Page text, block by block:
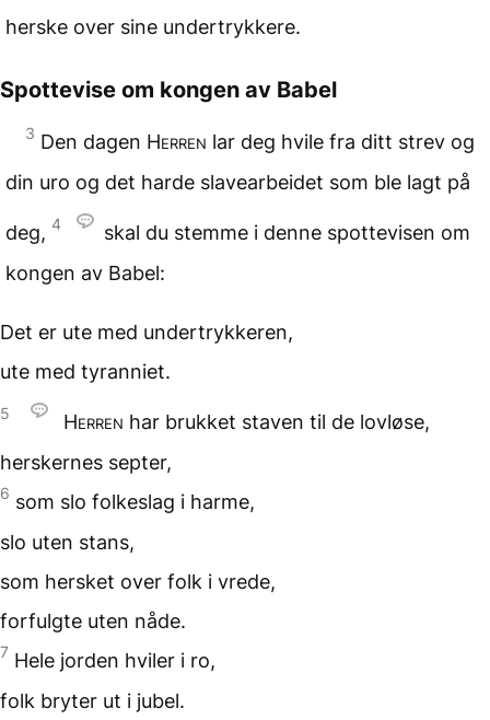
herske over sine undertrykkere.
Spottevise om kongen av Babel
3 Den dagen Herren lar deg hvile fra ditt strev og
din uro og det harde slavearbeidet som ble lagt på
deg, 4
skal du stemme i denne spottevisen om
kongen av Babel:
Det er ute med undertrykkeren,
ute med tyranniet.
5 Herren har brukket staven til de lovløse,
herskernes septer,
6 som slo folkeslag i harme,
slo uten stans,
som hersket over folk i vrede,
forfulgte uten nåde.
7 Hele jorden hviler i ro,
folk bryter ut i jubel.